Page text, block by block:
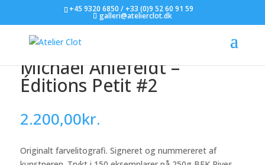
+45 9320 6850 / +33 (0)9 52 60 91 59
galleri@atelierclot.dk
Michael Ahlefeldt –
Éditions Petit #2
2.200,00kr.
Originalt farvelitografi. Signeret og nummereret af